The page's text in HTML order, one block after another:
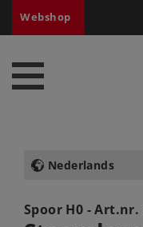
Webshop
Nederlands
Spoor H0 - Art.nr.